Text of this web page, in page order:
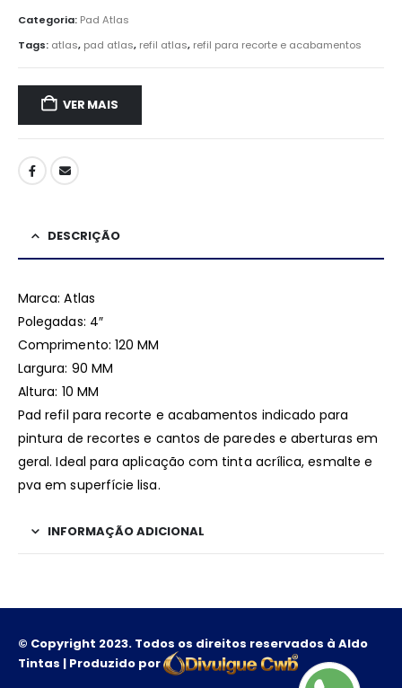
Categoria: Pad Atlas
Tags: atlas, pad atlas, refil atlas, refil para recorte e acabamentos
VER MAIS
DESCRIÇÃO
Marca: Atlas
Polegadas: 4″
Comprimento: 120 MM
Largura: 90 MM
Altura: 10 MM
Pad refil para recorte e acabamentos indicado para
pintura de recortes e cantos de paredes e aberturas em
geral. Ideal para aplicação com tinta acrílica, esmalte e
pva em superfície lisa.
INFORMAÇÃO ADICIONAL
© Copyright 2023. Todos os direitos reservados à Aldo
Tintas | Produzido por